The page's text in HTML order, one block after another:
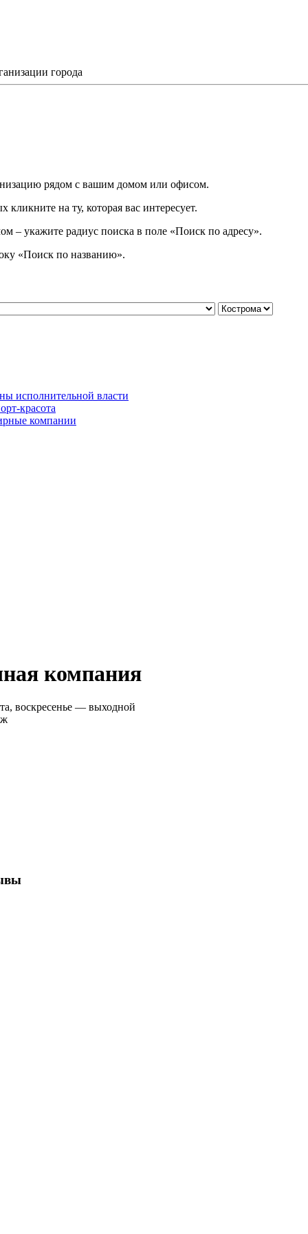
города
рядом с вашим домом или офисом.
на ту, которая вас интересует.
– укажите радиус поиска в поле «Поиск по адресу».
«Поиск по названию».
исполнительной власти
красота
компании
компания
воскресенье — выходной